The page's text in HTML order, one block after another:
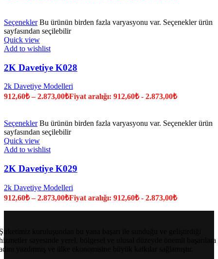
Seçenekler Bu ürünün birden fazla varyasyonu var. Seçenekler ürün
sayfasından seçilebilir
Quick view
Add to wishlist
2K Davetiye K028
2k Davetiye Modelleri
912,60₺ –2.873,00₺Fiyat aralığı: 912,60₺ - 2.873,00₺
Seçenekler Bu ürünün birden fazla varyasyonu var. Seçenekler ürün
sayfasından seçilebilir
Quick view
Add to wishlist
2K Davetiye K029
2k Davetiye Modelleri
912,60₺ –2.873,00₺Fiyat aralığı: 912,60₺ - 2.873,00₺
kuruluşundan bu yana başarı ile sunduğu ve geliştirdiği
sayesinde yerel, bölgesel ve ulusal düzeyde önemli başarılara
yazdırmış ve ülke ekonomisine büyük katkılar sağlamıştır.